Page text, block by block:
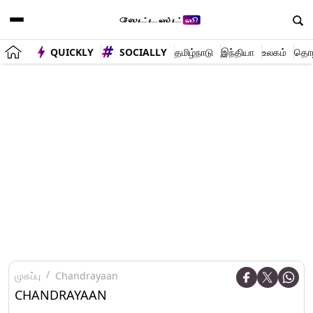
QUICKLY SOCIALLY தமிழ்நாடு இந்தியா உலகம்
முகப்பு Chandrayaan
CHANDRAYAAN